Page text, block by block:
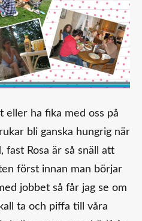
eller ha fika med oss på
bli ganska hungrig när
fast Rosa är så snäll att
först innan man börjar
jobbet så får jag se om
ta och piffa till våra